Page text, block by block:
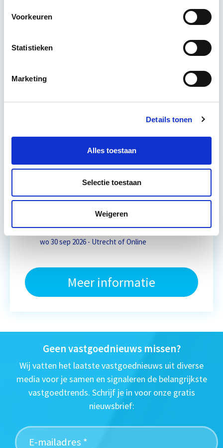
Voorkeuren
Statistieken
Marketing
Details tonen
Alles toestaan
Selectie toestaan
Weigeren
afhankelijk van algemene economische
worden verkend. Ook wordt er aandacht
4 lesavonden lesdag(en)
4 uur per week
Eerstvolgende startdatum
wo 30 sep 2026 - Utrecht of Online
Meer informatie
Geen vastgoednieuws missen?
Wij vatten het laatste vastgoednieuws uit diverse
media voor je samen en signaleren de belangrijkste
vastgoedtrends. Schrijf je in voor onze gratis
nieuwsbrief: